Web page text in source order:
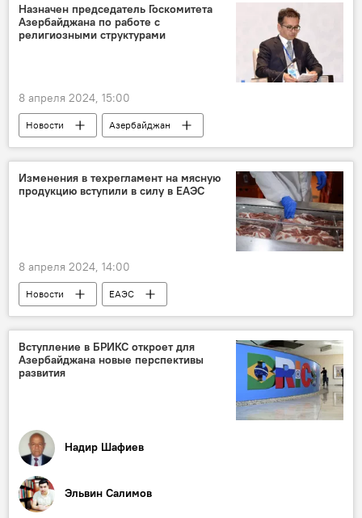
Государственный фонд социальный защиты (ГФСЗ)
пенсионный капитал
Назначен председатель Госкомитета
Азербайджана по работе с
религиозными структурами
8 апреля 2024, 15:00
Новости
Азербайджан
Ильхам Алиев
Распоряжение
Госкомитет по работе с религиозными структурами
Назначение
Рамин Мамедов
Изменения в техрегламент на мясную
продукцию вступили в силу в ЕАЭС
8 апреля 2024, 14:00
Новости
ЕАЭС
Евразийская экономическая комиссия
Мясо
технический регламент
Таможенный союз
Вступление в БРИКС откроет для
Азербайджана новые перспективы
развития
Надир Шафиев
Эльвин Салимов